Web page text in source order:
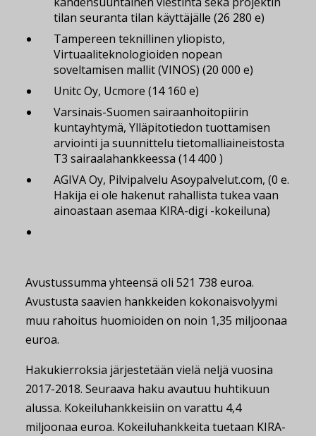
tilan seuranta tilan käyttäjälle (26 280 e)
Tampereen teknillinen yliopisto,
Virtuaaliteknologioiden nopean
soveltamisen mallit (VINOS) (20 000 e)
Unitc Oy, Ucmore (14 160 e)
Varsinais-Suomen sairaanhoitopiirin
kuntayhtymä, Ylläpitotiedon tuottamisen
arviointi ja suunnittelu tietomalliaineistosta
T3 sairaalahankkeessa (14 400 )
AGIVA Oy, Pilvipalvelu Asoypalvelut.com, (0 e.
Hakija ei ole hakenut rahallista tukea vaan
ainoastaan asemaa KIRA-digi -kokeiluna)
Avustussumma yhteensä oli 521 738 euroa.
Avustusta saavien hankkeiden kokonaisvolyymi
muu rahoitus huomioiden on noin 1,35 miljoonaa
euroa.
Hakukierroksia järjestetään vielä neljä vuosina
2017-2018. Seuraava haku avautuu huhtikuun
alussa. Kokeiluhankkeisiin on varattu 4,4
miljoonaa euroa. Kokeiluhankkeita tuetaan KIRA-